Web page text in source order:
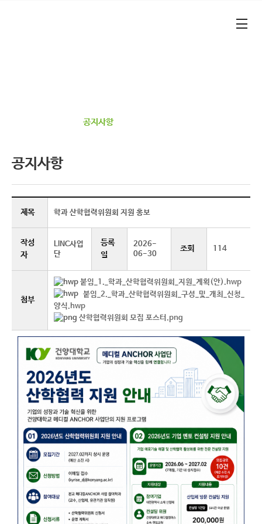
공지사항
공지사항
제목 학과 산학협력위원회 지원 홍보
작성
자
LINC사업
단
등록
일
2026-
06-30
조회 114
첨부
붙임_1._학과_산학협력위원회_지원_계획(안).hwp
붙임_2._학과_산학협력위원회_구성_및_개최_신청_
양식.hwp
산학협력위원회 모집 포스터.png